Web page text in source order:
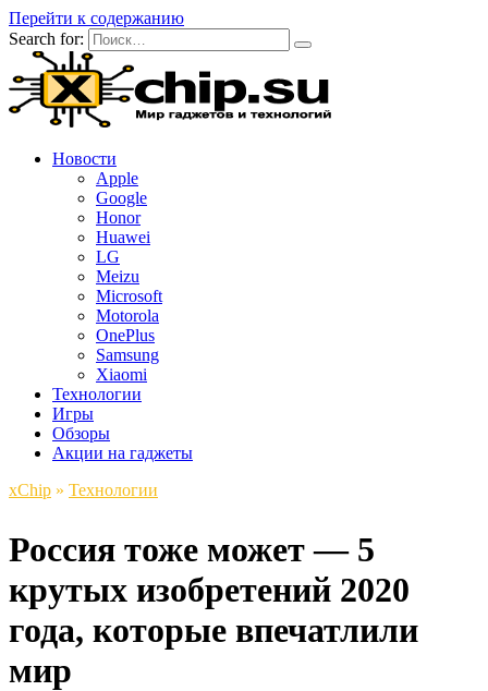
Перейти к содержанию
Search for:
Новости
Apple
Google
Honor
Huawei
LG
Meizu
Microsoft
Motorola
OnePlus
Samsung
Xiaomi
Технологии
Игры
Обзоры
Акции на гаджеты
xСhip » Технологии
Россия тоже может — 5
крутых изобретений 2020
года, которые впечатлили
мир